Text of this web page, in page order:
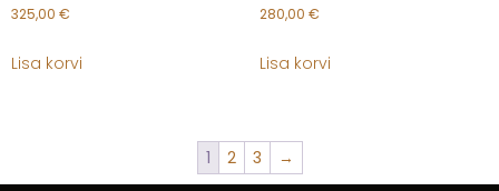
325,00 €
Lisa korvi
280,00 €
Lisa korvi
1 2 3 →